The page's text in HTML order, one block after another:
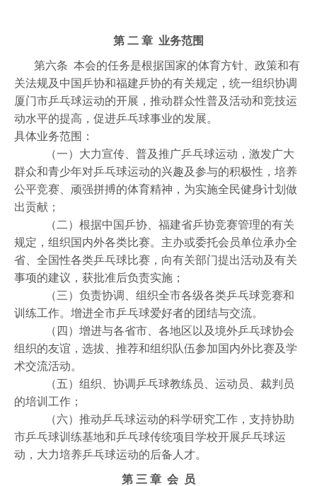
第 二 章 业务范围
第六条 本会的任务是根据国家的体育方针、政策和有
关法规及中国乒协和福建乒协的有关规定，统一组织协调
厦门市乒乓球运动的开展，推动群众性普及活动和竞技运
动水平的提高，促进乒乓球事业的发展。
具体业务范围：
（一）大力宣传、普及推广乒乓球运动，激发广大
群众和青少年对乒乓球运动的兴趣及参与的积极性，培养
公平竞赛、顽强拼搏的体育精神，为实施全民健身计划做
出贡献；
（二）根据中国乒协、福建省乒协竞赛管理的有关
规定，组织国内外各类比赛。主办或委托会员单位承办全
省、全国性各类乒乓球比赛，向有关部门提出活动及有关
事项的建议，获批准后负责实施；
（三）负责协调、组织全市各级各类乒乓球竞赛和
训练工作。增进全市乒乓球爱好者的团结与交流。
（四）增进与各省市、各地区以及境外乒乓球协会
组织的友谊，选拔、推荐和组织队伍参加国内外比赛及学
术交流活动。
（五）组织、协调乒乓球教练员、运动员、裁判员
的培训工作；
（六）推动乒乓球运动的科学研究工作，支持协助
市乒乓球训练基地和乒乓球传统项目学校开展乒乓球运
动，大力培养乒乓球运动的后备人才。
第 三 章 会 员